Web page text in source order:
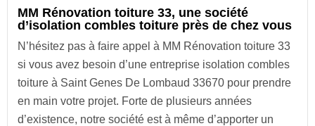
MM Rénovation toiture 33, une société
d’isolation combles toiture près de chez vous
N’hésitez pas à faire appel à MM Rénovation toiture 33
si vous avez besoin d’une entreprise isolation combles
toiture à Saint Genes De Lombaud 33670 pour prendre
en main votre projet. Forte de plusieurs années
d’existence, notre société est à même d’apporter un